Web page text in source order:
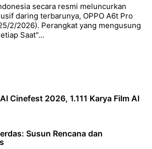
secara resmi meluncurkan
daring terbarunya, OPPO A6t Pro
yang mengusung
Saat"...
Cinefest 2026, 1.111 Karya Film AI
Susun Rencana dan